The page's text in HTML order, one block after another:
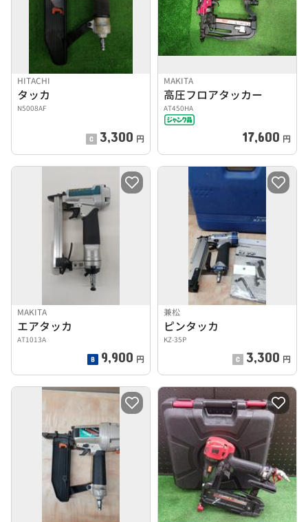
HITACHI
タッカ
N5008AF
3,300 円
MAKITA
高圧フロアタッカー
AT450HA
17,600 円
MAKITA
エアタッカ
AT1013A
9,900 円
兼松
ピンタッカ
KZ-35P
3,300 円